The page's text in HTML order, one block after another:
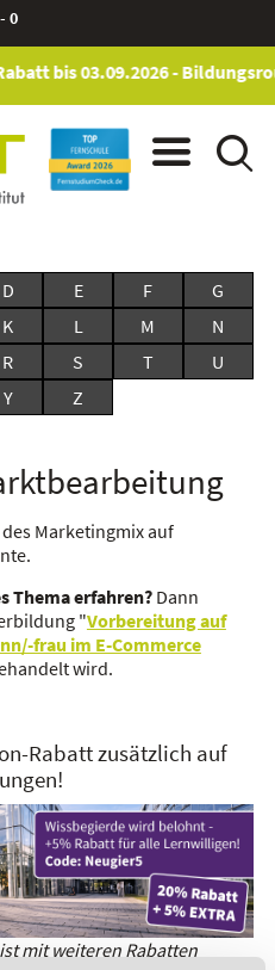
0
bis 03.09.2026 -
D E F
G
K L M
N
R S T
U
Y Z
Marketingmix auf
Thema erfahren? Dann
"Vorbereitung auf
frau im E-Commerce
wird.
Rabatt zusätzlich auf
mit weiteren Rabatten